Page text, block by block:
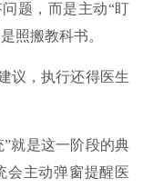
题，而是主动“盯
照搬教科书。
议，执行还得医生
就是这一阶段的典
会主动弹窗提醒医